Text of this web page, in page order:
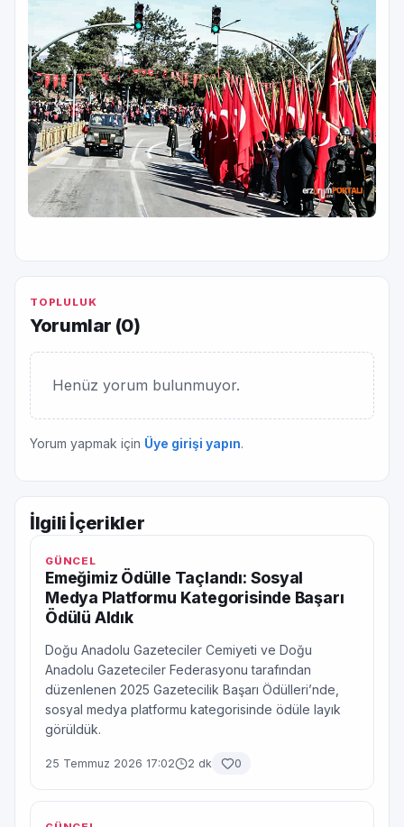
TOPLULUK
Yorumlar (0)
Henüz yorum bulunmuyor.
Yorum yapmak için Üye girişi yapın.
İlgili İçerikler
GÜNCEL
Emeğimiz Ödülle Taçlandı: Sosyal
Medya Platformu Kategorisinde Başarı
Ödülü Aldık
Doğu Anadolu Gazeteciler Cemiyeti ve Doğu
Anadolu Gazeteciler Federasyonu tarafından
düzenlenen 2025 Gazetecilik Başarı Ödülleri’nde,
sosyal medya platformu kategorisinde ödüle layık
görüldük.
25 Temmuz 2026 17:02 2 dk 0